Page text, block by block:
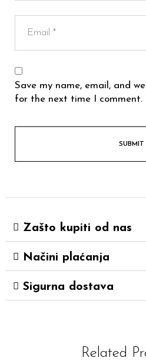
Save my name, email, and
for the next time I comment.
Zašto kupiti od nas
Načini plaćanja
Sigurna dostava
Related